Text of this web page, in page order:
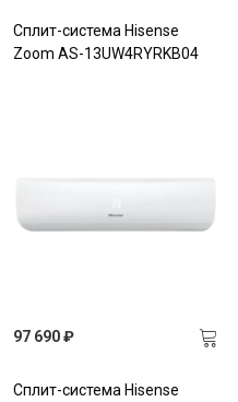
Сплит-система Hisense
Zoom AS-13UW4RYRKB04
97 690 ₽
Сплит-система Hisense